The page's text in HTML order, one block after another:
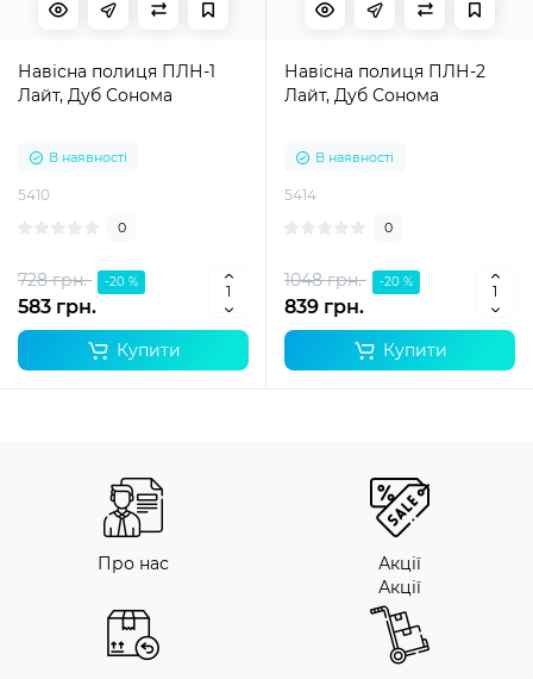
Навісна полиця ПЛН-1
Лайт, Дуб Сонома
В наявності
5410
0
728 грн. -20 %
583 грн.
Купити
Навісна полиця ПЛН-2
Лайт, Дуб Сонома
В наявності
5414
0
1048 грн. -20 %
839 грн.
Купити
Про нас
Акції
Акції